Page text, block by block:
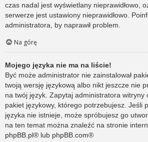
czas nadal jest wyświetlany nieprawidłowo,
serwerze jest ustawiony nieprawidłowo.
administratora, by naprawił problem.
Na górę
Mojego języka nie ma na liście!
Być może administrator nie zainstalował
twoją wersję językową albo nikt jeszcze nie
na twój język. Zapytaj administratora witryny
pakiet językowy, którego potrzebujesz. Jeśli
języka nie istnieje, może spróbujesz go
na ten temat można znaleźć na stronie
phpBB.pl® lub phpBB.com®